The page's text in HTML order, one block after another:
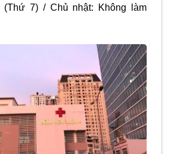
(Thứ 7) / Chủ nhật:
Không làm